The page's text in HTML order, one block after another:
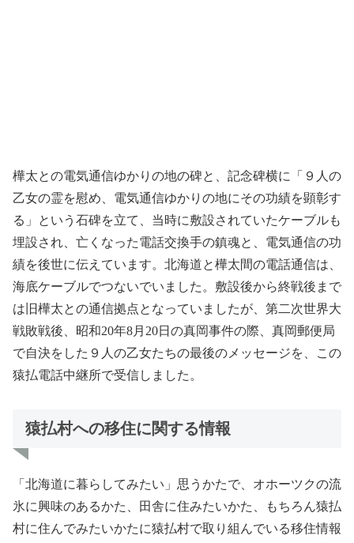
樺太との電気通信ゆかりの地の碑と、記念碑横に「９人の
乙女の霊を慰め、電気通信ゆかりの地にその功績を顕彰す
る」という石碑を立て、当時に敷設されていたケーブルも
埋設され、亡くなった電話交換手の鎮魂と、電気通信の功
績を後世に伝えています。北海道と樺太間の電話通信は、
海底ケーブルでつないでいました。敷設後から終戦後まで
は旧樺太との通信拠点となっていましたが、第二次世界大
戦敗戦後、昭和20年8月20日の真岡事件の際、真岡郵便局
で自決をした９人の乙女たちの最後のメッセージを、この
猿払電話中継所で受信しました。
猿払村への移住に関する情報
「北海道に暮らしてみたい」思うかたで、オホーツクの流
氷に興味のあるかた、田舎に住みたいかた、もちろん猿払
村に住んでみたいかたに猿払村で取り組んでいる移住情報